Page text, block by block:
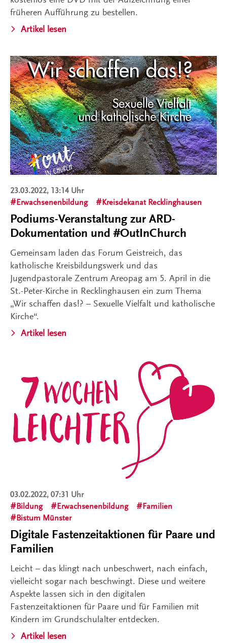
früheren Aufführung zu bestellen.
Artikel lesen
23.03.2022, 13:14 Uhr
Erwachsenenbildung
Kreisdekanat Recklinghausen
Podiums-Veranstaltung zur ARD-
Dokumentation und #OutInChurch
Gemeinsam laden das Forum Geistreich, das
katholische Kreisbildungswerk und das
Jugendpastorale Zentrum Areopag am 5. April in die
St.-Peter-Kirche in Recklinghausen ein zum Thema
„Wir schaffen das!? – Sexuelle Vielfalt und katholische
Kirche“.
Artikel lesen
03.02.2022, 07:31 Uhr
Bildung
Erwachsenenbildung
Familien
Bistum Münster
Digitale Fastenzeitaktionen für Paare und
Familien
Leicht – das klingt nach unbeschwert, nach einfach,
vielleicht sogar nach beschwingt. Diese und weitere
Aspekte lassen sich in den digitalen
Fastenzeitaktionen für Paare und für Familien mit
Kindern im Grundschulalter entdecken.
Artikel lesen